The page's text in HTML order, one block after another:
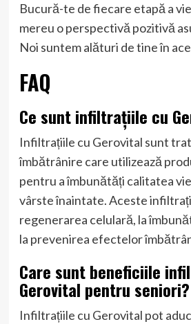
Bucură-te de fiecare etapă a
mereu o perspectivă pozitivă
Noi suntem alături de tine în
FAQ
Ce sunt infiltrațiile cu
Infiltrațiile cu Gerovital sunt
îmbătrânire care utilizează
pentru a îmbunătăți calitatea
vârste înaintate. Aceste
regenerarea celulară, la
la prevenirea efectelor
Care sunt beneficiile
Gerovital pentru seniori?
Infiltrațiile cu Gerovital pot